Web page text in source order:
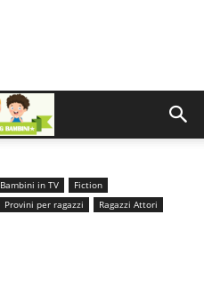
Bambini in TV
Fiction
Provini per ragazzi
Ragazzi Attori